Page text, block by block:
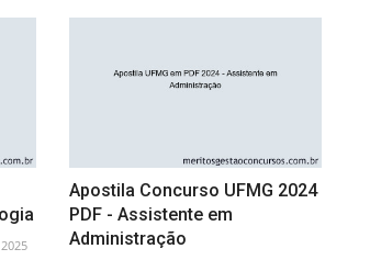
Apostila Concurso UFMG 2024
PDF - Assistente em
Administração